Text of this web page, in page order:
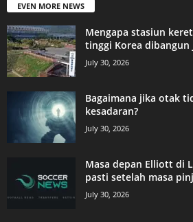
EVEN MORE NEWS
Mengapa stasiun
tinggi Korea
July 30, 2026
Bagaimana jika otak
kesadaran?
July 30, 2026
Masa depan Elliott di
pasti setelah masa
July 30, 2026